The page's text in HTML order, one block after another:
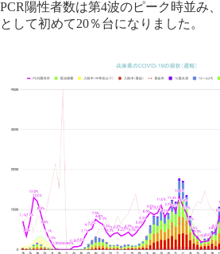
PCR陽性者数は第4波のピーク時並み
として初めて20％台になりました。